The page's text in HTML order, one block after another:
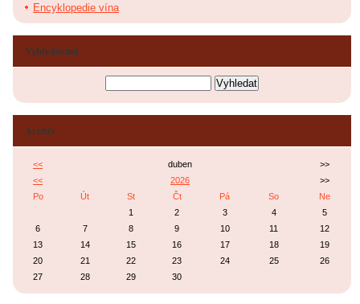
Encyklopedie vína
Vyhledávání
Archiv
<< duben
>>
<<
2026
>>
Po
Út St Čt Pá So
Ne
1
2 3 4
5
6
7 8 9 10 11
12
13
14 15 16 17 18
19
20
21 22 23 24 25
26
27
28 29 30